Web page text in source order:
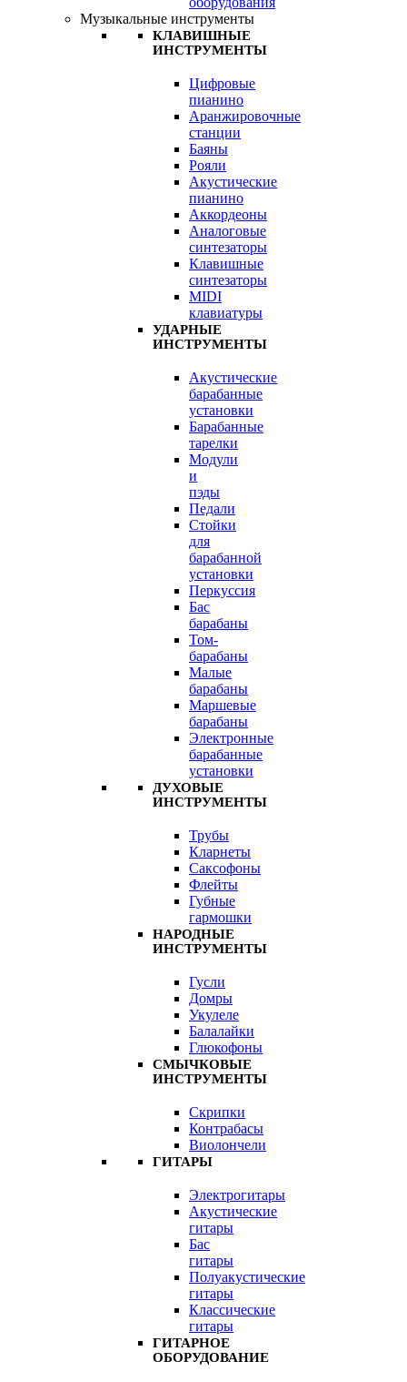
Музыкальные инструменты
КЛАВИШНЫЕ
ИНСТРУМЕНТЫ
Цифровые
пианино
Аранжировочные
станции
Баяны
Рояли
Акустические
пианино
Аккордеоны
Аналоговые
синтезаторы
Клавишные
синтезаторы
MIDI
клавиатуры
УДАРНЫЕ
ИНСТРУМЕНТЫ
Акустические
барабанные
установки
Барабанные
тарелки
Модули
и
пэды
Педали
Стойки
для
барабанной
установки
Перкуссия
Бас
барабаны
Том-
барабаны
Малые
барабаны
Маршевые
барабаны
Электронные
барабанные
установки
ДУХОВЫЕ
ИНСТРУМЕНТЫ
Трубы
Кларнеты
Саксофоны
Флейты
Губные
гармошки
НАРОДНЫЕ
ИНСТРУМЕНТЫ
Гусли
Домры
Укулеле
Балалайки
Глюкофоны
СМЫЧКОВЫЕ
ИНСТРУМЕНТЫ
Скрипки
Контрабасы
Виолончели
ГИТАРЫ
Электрогитары
Акустические
гитары
Бас
гитары
Полуакустические
гитары
Классические
гитары
ГИТАРНОЕ
ОБОРУДОВАНИЕ